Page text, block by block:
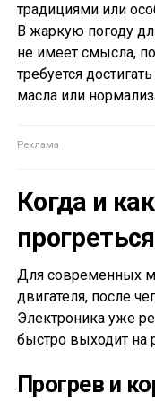
традициями или
В жаркую погоду
не имеет смысла,
требуется
масла или
Когда и
Для современных
двигателя, после
Электроника уже
быстро выходит на
Прогрев и